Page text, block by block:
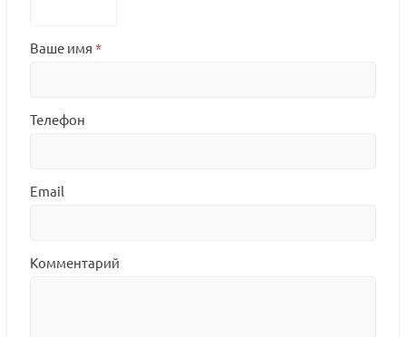
Ваше имя *
Телефон
Email
Комментарий